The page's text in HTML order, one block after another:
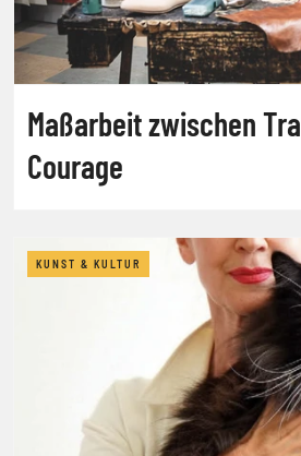
Maßarbeit zwischen
Courage
KUNST & KULTUR